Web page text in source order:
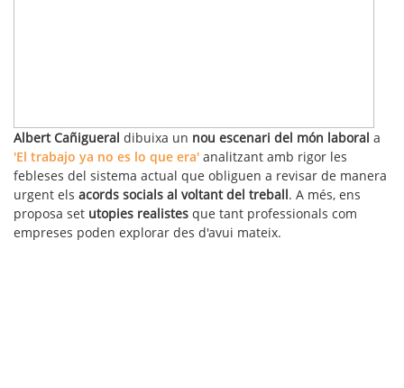
Albert Cañigueral dibuixa un nou escenari del món laboral a
'El trabajo ya no es lo que era' analitzant amb rigor les
febleses del sistema actual que obliguen a revisar de manera
urgent els acords socials al voltant del treball. A més, ens
proposa set utopies realistes que tant professionals com
empreses poden explorar des d'avui mateix.